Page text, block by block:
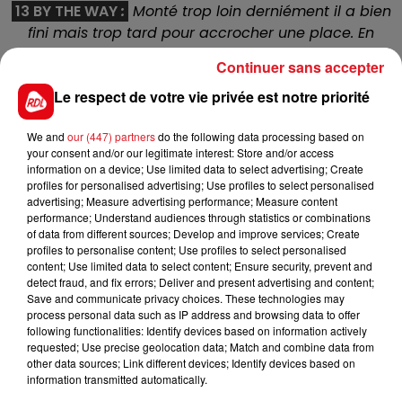
13 BY THE WAY: Monté trop loin derniément il a bien
fini mais trop tard pour accrocher une place. En
revenant aujourd'hui à une tactique plus proche, il a
sa place sur le podium
5 BODYDARGENT : Il a réussi un trés bon meeting de
Cagnes cet hiver, mais a ensuite connu une géne
qui l'a fait sauter deux exercixes à l'entrainement. Si
il ne s'en ressent pas, il doit figurer à l'arrivée.
8 KYLHEAD:Ne répéte pas souvent ses bonnes
courses, mais va retrouver la fibré normande qui lui
a déjà reussi. Sans avoir trop de marge il peut
compléter la bonne combinaison de cette épreuve.
*********************
FIL D'ACTUS
Le respect de votre vie privée est notre priorité
We and our (447) partnersdo the following data processing based on
your consent and/or our legitimate interest: Store and/or access
information on a device; Use limited data to select advertising; Create
profiles for personalised advertising; Use profiles to select personalised
advertising; Measure advertising performance; Measure content
performance; Understand audiences through statistics or combinations
of data from different sources; Develop and improve services; Create
profiles to personalise content; Use profiles to select personalised
content; Use limited data to select content; Ensure security, prevent and
detect fraud, and fix errors; Deliver and present advertising and content;
Save and communicate privacy choices. These technologies may
process personal data such as IP address and browsing data to offer
following functionalities: Identify devices based on information actively
requested; Use precise geolocation data; Match and combine data from
other data sources; Link different devices; Identify devices based on
information transmitted automatically.
Continuer sans accepter